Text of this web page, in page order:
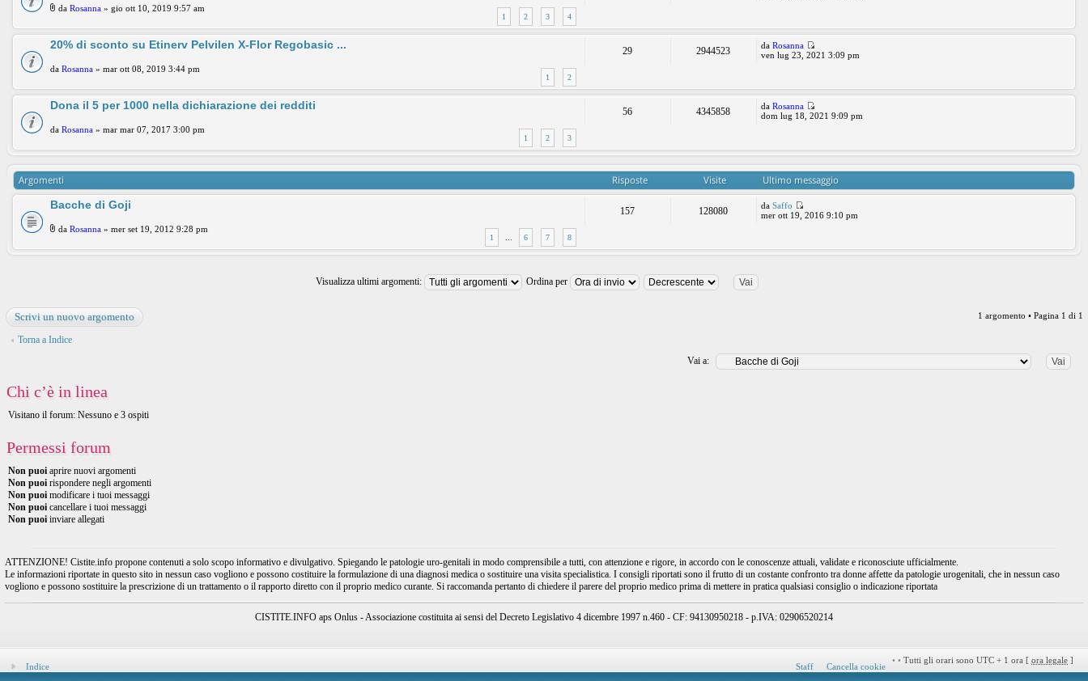
1 2 3 4
da Rosanna » gio ott 10, 2019 9:57 am
20% di sconto su Etinerv Pelvilen X-Flor Regobasic ...
1 2
da Rosanna » mar ott 08, 2019 3:44 pm
29 2944523 da Rosanna
ven lug 23, 2021 3:09 pm
Dona il 5 per 1000 nella dichiarazione dei redditi
1 2 3
da Rosanna » mar mar 07, 2017 3:00 pm
56 4345858 da Rosanna
dom lug 18, 2021 9:09 pm
Argomenti Risposte Visite Ultimo messaggio
Bacche di Goji
1 6 7 8
da Rosanna » mer set 19, 2012 9:28 pm
157 128080 da Saffo
mer ott 19, 2016 9:10 pm
Visualizza ultimi argomenti: Ordina per
Scrivi un nuovo argomento 1 argomento • Pagina 1 di 1
Torna a Indice
Vai a:
Chi c’è in linea
Visitano il forum: Nessuno e 3 ospiti
Permessi forum
Non puoi aprire nuovi argomenti
Non puoi rispondere negli argomenti
Non puoi modificare i tuoi messaggi
Non puoi cancellare i tuoi messaggi
Non puoi inviare allegati
ATTENZIONE! Cistite.info propone contenuti a solo scopo informativo e divulgativo. Spiegando le patologie uro-genitali in modo comprensibile a tutti, con attenzione e rigore, in accordo con le conoscenze attuali, validate e riconosciute ufficialmente.
Le informazioni riportate in questo sito in nessun caso vogliono e possono costituire la formulazione di una diagnosi medica o sostituire una visita specialistica. I consigli riportati sono il frutto di un costante confronto tra donne affette da patologie urogenitali, che in nessun caso
vogliono e possono sostituire la prescrizione di un trattamento o il rapporto diretto con il proprio medico curante. Si raccomanda pertanto di chiedere il parere del proprio medico prima di mettere in pratica qualsiasi consiglio o indicazione riportata
CISTITE.INFO aps Onlus - Associazione costituita ai sensi del Decreto Legislativo 4 dicembre 1997 n.460 - CF: 94130950218 - p.IVA: 02906520214
Staff
•
Cancella cookie
• Tutti gli orari sono UTC + 1 ora [ ora legale ]
Indice